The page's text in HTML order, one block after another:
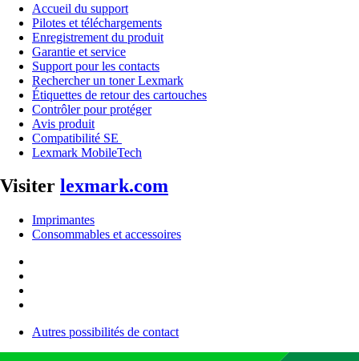
Accueil du support
Pilotes et téléchargements
Enregistrement du produit
Garantie et service
Support pour les contacts
Rechercher un toner Lexmark
Étiquettes de retour des cartouches
Contrôler pour protéger
Avis produit
Compatibilité SE
Lexmark MobileTech
Visiter lexmark.com
Imprimantes
Consommables et accessoires
Autres possibilités de contact